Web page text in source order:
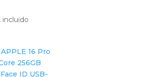
incluido